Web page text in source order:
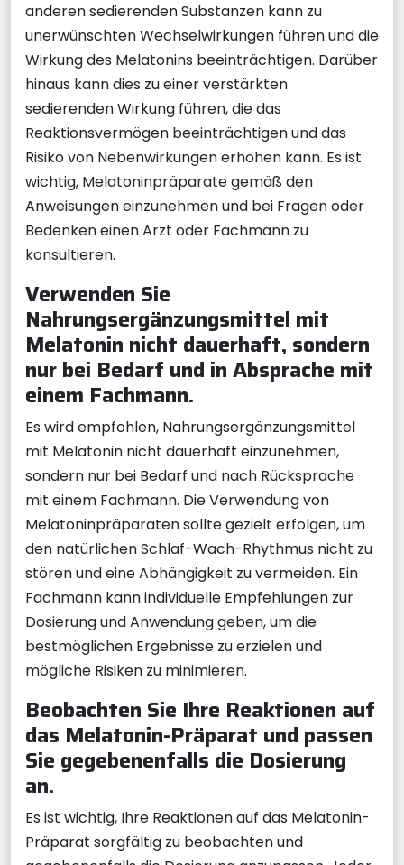
anderen sedierenden Substanzen kann zu
unerwünschten Wechselwirkungen führen und die
Wirkung des Melatonins beeinträchtigen. Darüber
hinaus kann dies zu einer verstärkten
sedierenden Wirkung führen, die das
Reaktionsvermögen beeinträchtigen und das
Risiko von Nebenwirkungen erhöhen kann. Es ist
wichtig, Melatoninpräparate gemäß den
Anweisungen einzunehmen und bei Fragen oder
Bedenken einen Arzt oder Fachmann zu
konsultieren.
Verwenden Sie
Nahrungsergänzungsmittel mit
Melatonin nicht dauerhaft, sondern
nur bei Bedarf und in Absprache mit
einem Fachmann.
Es wird empfohlen, Nahrungsergänzungsmittel
mit Melatonin nicht dauerhaft einzunehmen,
sondern nur bei Bedarf und nach Rücksprache
mit einem Fachmann. Die Verwendung von
Melatoninpräparaten sollte gezielt erfolgen, um
den natürlichen Schlaf-Wach-Rhythmus nicht zu
stören und eine Abhängigkeit zu vermeiden. Ein
Fachmann kann individuelle Empfehlungen zur
Dosierung und Anwendung geben, um die
bestmöglichen Ergebnisse zu erzielen und
mögliche Risiken zu minimieren.
Beobachten Sie Ihre Reaktionen auf
das Melatonin-Präparat und passen
Sie gegebenenfalls die Dosierung
an.
Es ist wichtig, Ihre Reaktionen auf das Melatonin-
Präparat sorgfältig zu beobachten und